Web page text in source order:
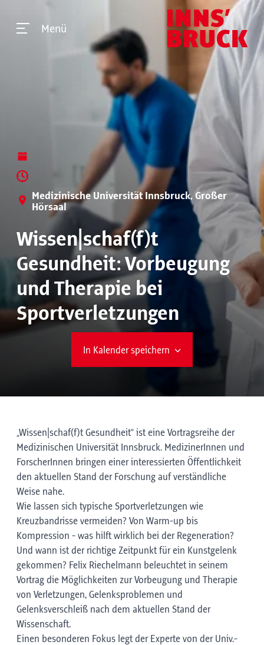
Menü
Medizinische Universität Innsbruck, Großer
Hörsaal
Wissen|schaf(f)t
Gesundheit: Vorbeugung
und Therapie bei
Sportverletzungen
In Kalender speichern
„Wissen|schaf(f)t Gesundheit“ ist eine Vortragsreihe der
Medizinischen Universität Innsbruck. MedizinerInnen und
ForscherInnen bringen einer interessierten Öffentlichkeit
den aktuellen Stand der Forschung auf verständliche
Weise nahe.
Wie lassen sich typische Sportverletzungen wie
Kreuzbandrisse vermeiden? Von Warm-up bis
Kompression ­- was hilft wirklich bei der Regeneration?
Und wann ist der richtige Zeitpunkt für ein Kunstgelenk
gekommen? Felix Riechelmann beleuchtet in seinem
Vortrag die Möglichkeiten zur Vorbeugung und Therapie
von Verletzungen, Gelenksproblemen und
Gelenksverschleiß nach dem aktuellen Stand der
Wissenschaft.
Einen besonderen Fokus legt der Experte von der Univ.-